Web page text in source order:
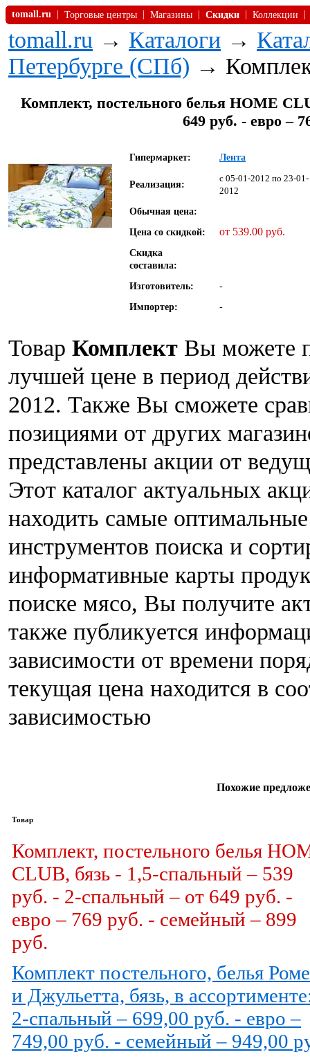
tomall.ru Торговые центры Магазины Скидки Коллекции
tomall.ru → Каталоги →
Петербурге (СПб) →
Комплект, постельного белья HOME
649 руб. - евро –
Гипермаркет: Лента
Реализация:
c 05-01-2012 по 23-01-
2012
Обычная цена:
Цена со скидкой:
от 539.00 руб.
Скидка
составила:
Изготовитель:
-
Импортер:
-
Товар Комплект Вы можете
лучшей цене в период
2012. Также Вы сможете
позициями от других
представлены акции от
Этот каталог актуальных
находить самые
инструментов поиска и
информативные карты
поиске мясо, Вы получите
также публикуется
зависимости от времени
текущая цена находится в
зависимостью
Похожие
Товар
Комплект, постельного белья
CLUB, бязь - 1,5-спальный – 539
руб. - 2-спальный – от 649 руб. -
евро – 769 руб. - семейный – 899
руб.
Комплект постельного, белья
и Джульетта, бязь, в
2-спальный – 699,00 руб. - евро –
749,00 руб. - семейный – 949,00